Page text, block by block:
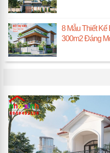
8 Mẫu Thiết
300m2 Đáng